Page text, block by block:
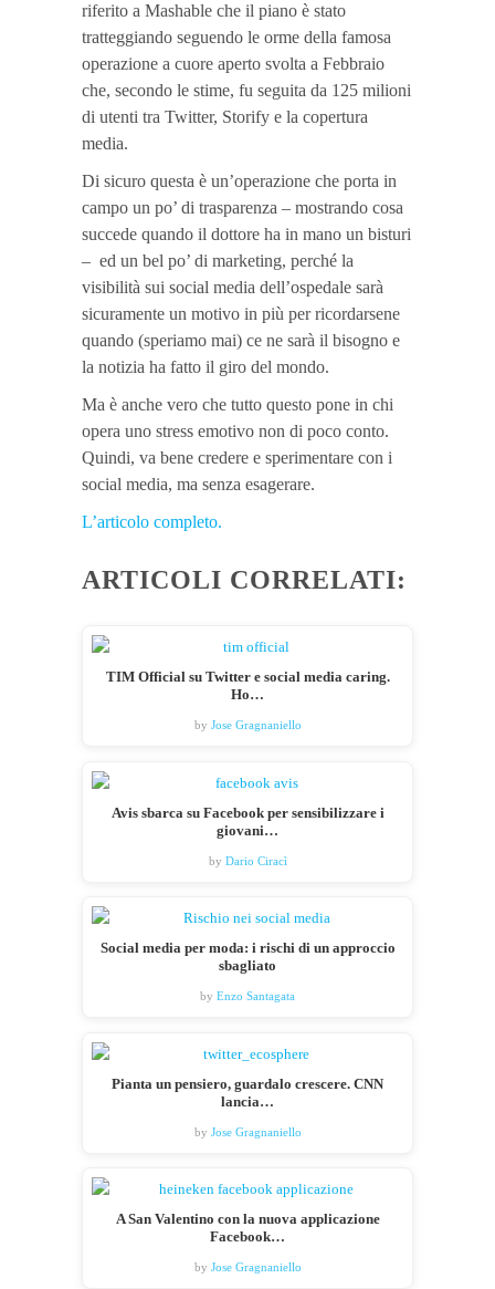
riferito a Mashable che il piano è stato
tratteggiando seguendo le orme della famosa
operazione a cuore aperto svolta a Febbraio
che, secondo le stime, fu seguita da 125 milioni
di utenti tra Twitter, Storify e la copertura
media.
Di sicuro questa è un’operazione che porta in
campo un po’ di trasparenza – mostrando cosa
succede quando il dottore ha in mano un bisturi
– ed un bel po’ di marketing, perché la
visibilità sui social media dell’ospedale sarà
sicuramente un motivo in più per ricordarsene
quando (speriamo mai) ce ne sarà il bisogno e
la notizia ha fatto il giro del mondo.
Ma è anche vero che tutto questo pone in chi
opera uno stress emotivo non di poco conto.
Quindi, va bene credere e sperimentare con i
social media, ma senza esagerare.
L’articolo completo.
ARTICOLI CORRELATI:
TIM Official su Twitter e social media caring.
Ho…
by Jose Gragnaniello
Avis sbarca su Facebook per sensibilizzare i
giovani…
by Dario Ciracì
Social media per moda: i rischi di un approccio
sbagliato
by Enzo Santagata
Pianta un pensiero, guardalo crescere. CNN
lancia…
by Jose Gragnaniello
A San Valentino con la nuova applicazione
Facebook…
by Jose Gragnaniello